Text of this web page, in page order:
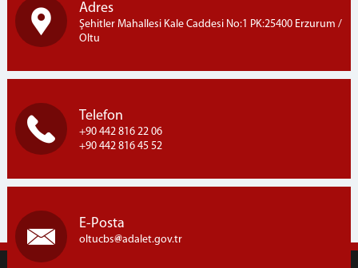
Adres
Şehitler Mahallesi Kale Caddesi No:1 PK:25400 Erzurum /
Oltu
Telefon
+90 442 816 22 06
+90 442 816 45 52
E-Posta
oltucbs adalet.gov.tr